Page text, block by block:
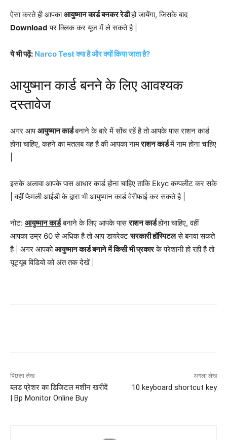
ऐसा करते ही आपकाआयुष्मान कार्ड बनकर रेडीहो जायेंगा, जिसके बाद
Download पर क्लिक कर यूज में ले सकते है |
ये भी पढ़ें: Narco Test क्या है और क्यों किया जाता है?
आयुष्मान कार्ड बनने के लिए आवश्यक
दस्तावेज
अगर आपआयुष्मान कार्डबनाने के बारे में सोंच रहें है तो आपके पास राशन कार्ड
होना चाहिए, कहने का मतलब यह है की आपका नामराशन कार्डमें नाम होना चाहिए
इसके अलावा आपके पास आधार कार्ड होना चाहिए ताकि Ekyc कम्पलीट कर सके
| वहीं फैमली आईडी के द्वारा भी आयुष्मान कार्ड वेरीफाई कर सकते है |
नोट: आयुष्मान कार्डबनाने के लिए आपके पासराशन कार्डहोना चाहिए, वहीं
आपका उम्र 60 से अधिक है तो आप डायरेक्टसरकारी हॉस्पिटलसे बनवा सकते
है | अगर आपकोआयुष्मान कार्ड बनाने में किसी भी प्रकारके परेशानी हो रही है तो
यूट्यूब विडियो को अंत तक देखें |
पिछला लेख
ब्लड प्रेशर का डिजिटल मशीन खरीदें
| Bp Monitor Online Buy
अगला लेख
10 keyboard shortcut key